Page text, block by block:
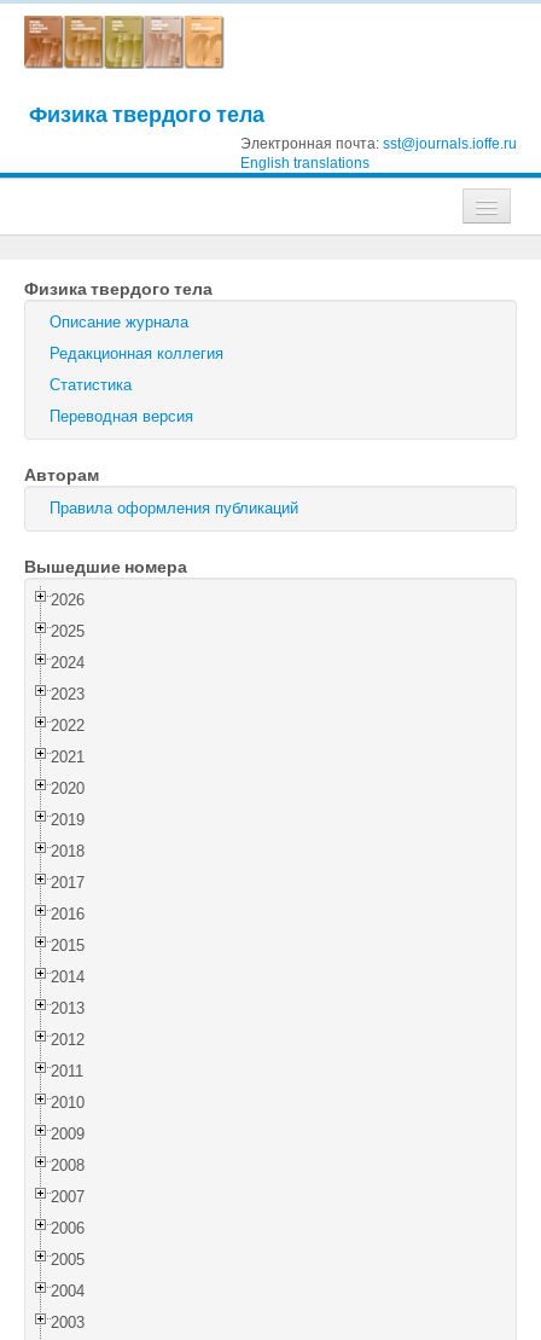
Физика твердого тела
Электронная почта: sst@journals.ioffe.ru
English translations
Журнал технической физики
Письма в Журнал технической физики
Физика твердого тела
Физика и техника полупроводников
Оптика и спектроскопия
Поиск
Войти
Физика твердого тела
Описание журнала
Редакционная коллегия
Статистика
Переводная версия
Авторам
Правила оформления публикаций
Вышедшие номера
2026
2025
2024
2023
2022
2021
2020
2019
2018
2017
2016
2015
2014
2013
2012
2011
2010
2009
2008
2007
2006
2005
2004
2003